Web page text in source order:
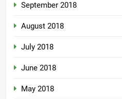
September 2018
August 2018
July 2018
June 2018
May 2018